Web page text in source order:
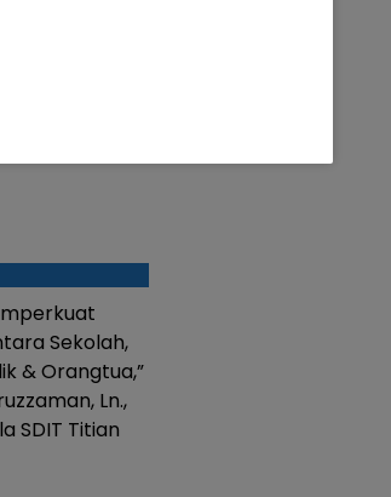
Sekolah,
& Orangtua,”
Ln.,
SDIT Titian